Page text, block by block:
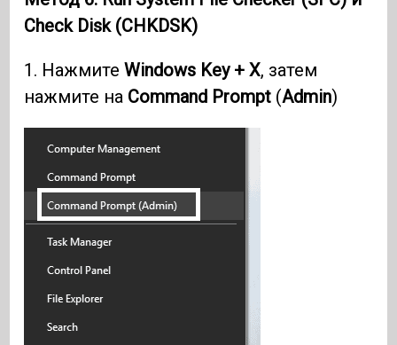
Check Disk(CHKDSK)
1. НажмитеWindows Key + X, затем
нажмите на Command Prompt (Admin)